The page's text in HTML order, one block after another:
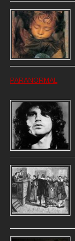
PARANORMAL